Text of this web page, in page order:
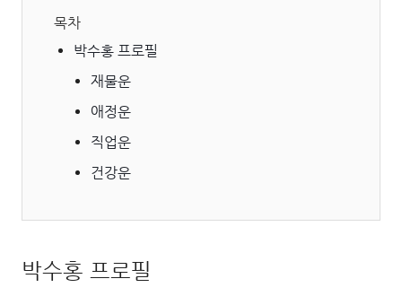
목차
박수홍 프로필
재물운
애정운
직업운
건강운
박수홍 프로필